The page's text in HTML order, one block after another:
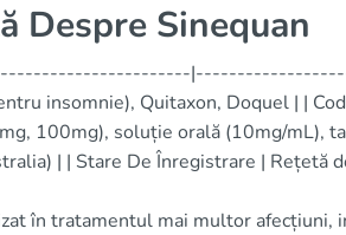
Despre Sinequan
| |-----------------------
insomnie), Quitaxon, Doquel | |
100mg), soluție orală (10mg/mL),
| | Stare De Înregistrare | Rețetă
în tratamentul mai multor afecțiuni,